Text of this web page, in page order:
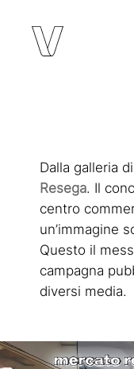
Dalla galleria
Resega. Il
centro
un’immagine
Questo il
campagna
diversi media.